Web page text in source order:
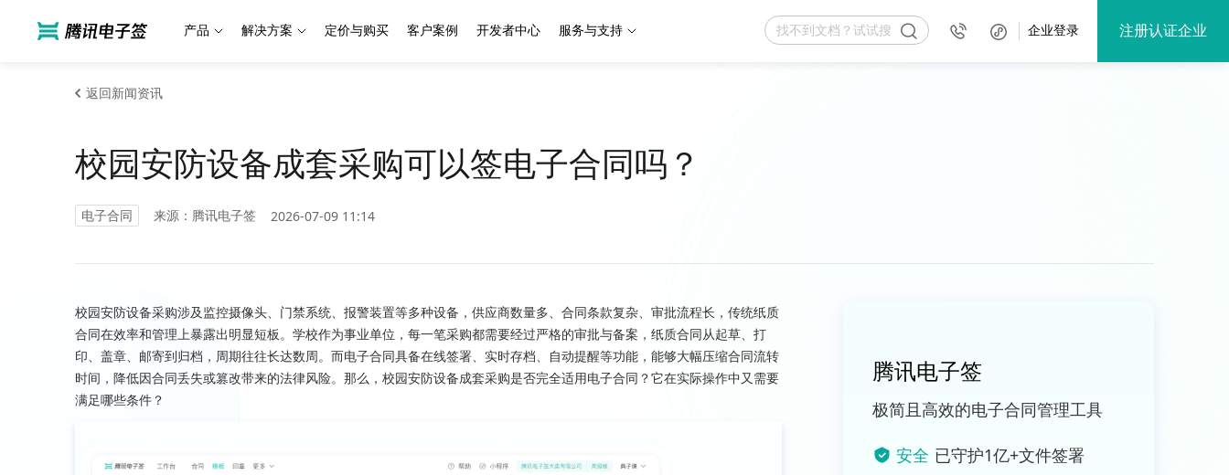
产品 解决方案 定价与购买 客户案例 开发者中心 服务与支持 企业登录 注册认证企业
返回新闻资讯
校园安防设备成套采购可以签电子合同吗？
电子合同 来源：腾讯电子签 2026-07-09 11:14
校园安防设备采购涉及监控摄像头、门禁系统、报警装置等多种设备，供应商数量多、合同条款复杂、审批流程长，传统纸质
合同在效率和管理上暴露出明显短板。学校作为事业单位，每一笔采购都需要经过严格的审批与备案，纸质合同从起草、打
印、盖章、邮寄到归档，周期往往长达数周。而电子合同具备在线签署、实时存档、自动提醒等功能，能够大幅压缩合同流转
时间，降低因合同丢失或篡改带来的法律风险。那么，校园安防设备成套采购是否完全适用电子合同？它在实际操作中又需要
满足哪些条件？
腾讯电子签
极简且高效的电子合同管理工具
安全 已守护1亿+文件签署